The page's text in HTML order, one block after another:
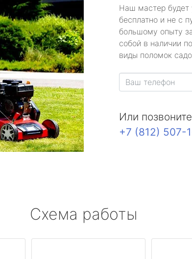
Наш мастер будет
бесплатно и не с
большому опыту
собой в наличии
виды поломок
Или
+7 (812) 507-
Схема работы